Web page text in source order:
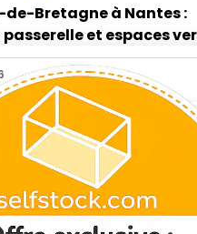
de-Bretagne à Nantes :
et espaces
approche